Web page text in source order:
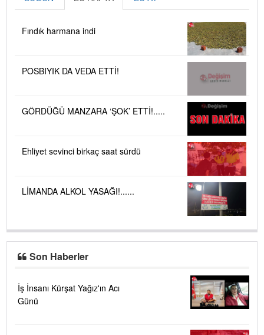
Fındık harmana indi
POSBIYIK DA VEDA ETTİ!
GÖRDÜĞÜ MANZARA ‘ŞOK’ ETTİ!.....
Ehliyet sevinci birkaç saat sürdü
LİMANDA ALKOL YASAĞI!......
Son Haberler
İş İnsanı Kürşat Yağız'ın Acı
Günü